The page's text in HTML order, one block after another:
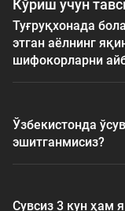
Кўриш учун
Туғруқхонада
этган аёлнинг
шифокорларни
Ўзбекистонда
эшитганмисиз?
Сувсиз 3 кун ҳам